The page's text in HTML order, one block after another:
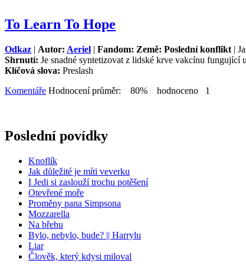
To Learn To Hope
Odkaz | Autor: Aeriel | Fandom: Země: Poslední konflikt |
Shrnutí: Je snadné syntetizovat z lidské krve vakcínu
Klíčová slova: Preslash
Komentáře Hodnocení průměr: 80% hodnoceno 1
Poslední povídky
Knoflík
Jak důležité je míti veverku
I Jedi si zaslouží trochu potěšení
Otevřené moře
Proměny pana Simpsona
Mozzarella
Na břehu
Bylo, nebylo, bude? || Harrylu
Liar
Člověk, který kdysi miloval